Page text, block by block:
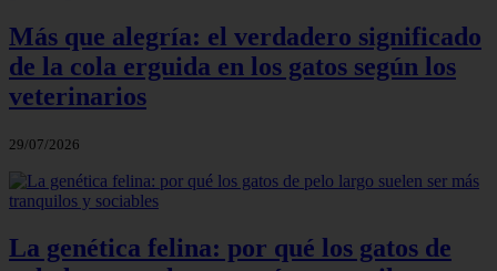
Más que alegría: el verdadero significado
de la cola erguida en los gatos según los
veterinarios
29/07/2026
La genética felina: por qué los gatos de